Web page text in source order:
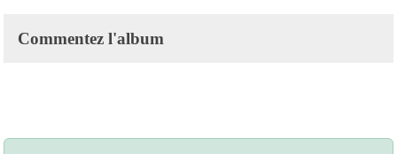
Commentez l'album